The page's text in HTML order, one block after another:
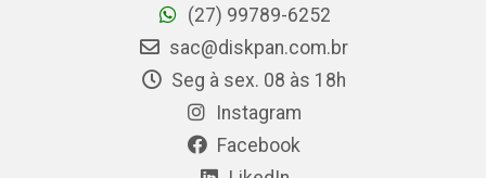
(27) 99789-6252
sac@diskpan.com.br
Seg à sex. 08 às 18h
Instagram
Facebook